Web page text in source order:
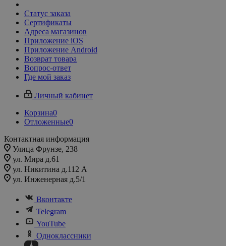
Статус заказа
Сертификаты
Адреса магазинов
Приложение iOS
Приложение Android
Возврат товара
Вопрос-ответ
Где мой заказ
Личный кабинет
Корзина0
Отложенные0
Контактная информация
Улица Фрунзе, 238​
ул. Мира д.61
ул. Никитина д.112 А
ул. Инженерная д.5/1
Вконтакте
Telegram
YouTube
Одноклассники